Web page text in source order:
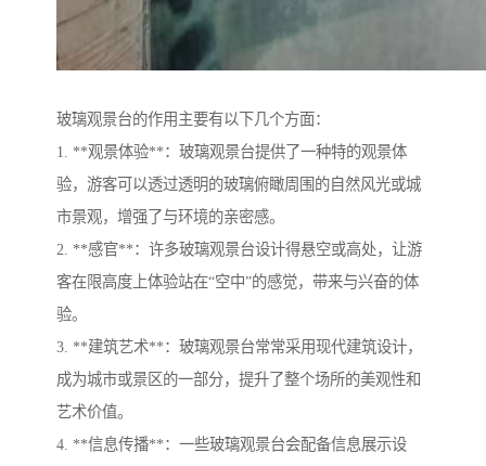
玻璃观景台的作用主要有以下几个方面：
1. **观景体验**：玻璃观景台提供了一种特的观景体
验，游客可以透过透明的玻璃俯瞰周围的自然风光或城
市景观，增强了与环境的亲密感。
2. **感官**：许多玻璃观景台设计得悬空或高处，让游
客在限高度上体验站在“空中”的感觉，带来与兴奋的体
验。
3. **建筑艺术**：玻璃观景台常常采用现代建筑设计，
成为城市或景区的一部分，提升了整个场所的美观性和
艺术价值。
4. **信息传播**：一些玻璃观景台会配备信息展示设